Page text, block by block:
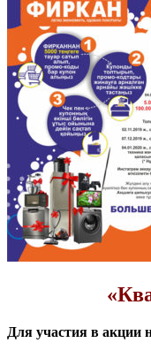
Для участия в акции